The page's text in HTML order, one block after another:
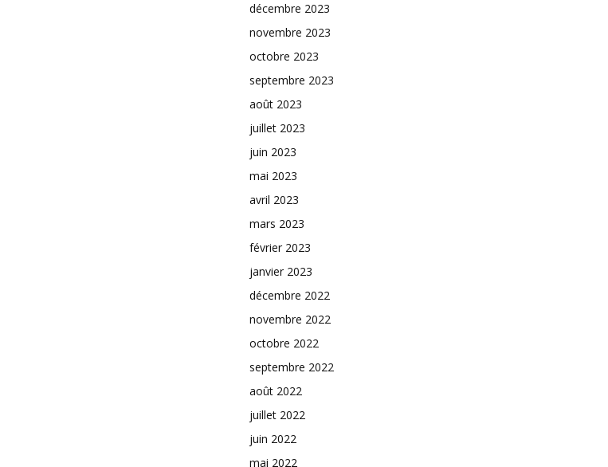
décembre 2023
novembre 2023
octobre 2023
septembre 2023
août 2023
juillet 2023
juin 2023
mai 2023
avril 2023
mars 2023
février 2023
janvier 2023
décembre 2022
novembre 2022
octobre 2022
septembre 2022
août 2022
juillet 2022
juin 2022
mai 2022